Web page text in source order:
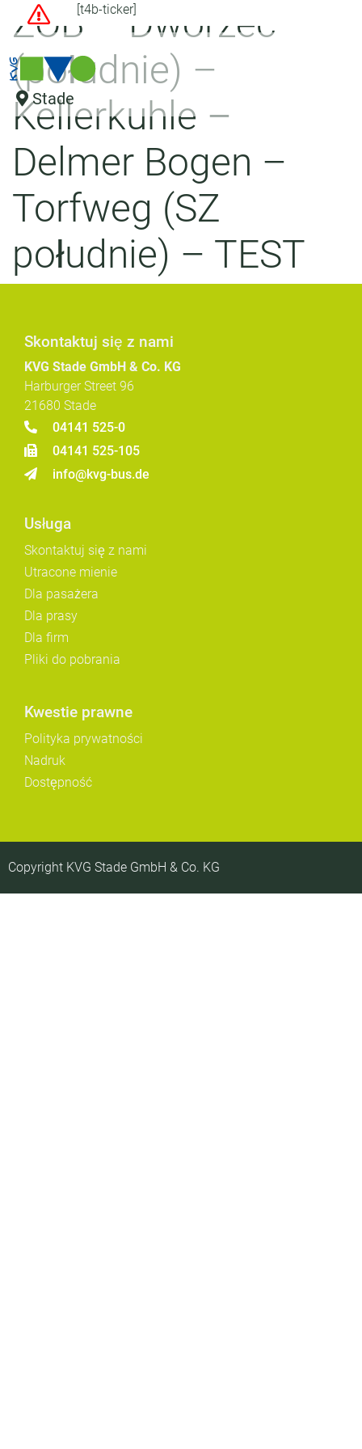
[t4b-ticker]
Stade
ZOB – Dworzec
(południe) –
Kellerkuhle –
Delmer Bogen –
Torfweg (SZ
południe) – TEST
Skontaktuj się z nami
KVG Stade GmbH & Co. KG
Harburger Street 96
21680 Stade
04141 525-0
04141 525-105
info@kvg-bus.de
Usługa
Skontaktuj się z nami
Utracone mienie
Dla pasażera
Dla prasy
Dla firm
Pliki do pobrania
Kwestie prawne
Polityka prywatności
Nadruk
Dostępność
Copyright KVG Stade GmbH & Co. KG